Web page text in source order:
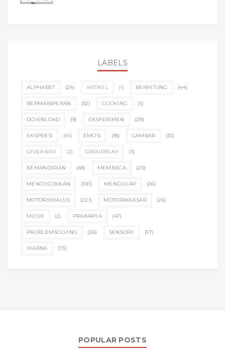
LABELS
ALPHABET (24) ARTIKEL (1) BERHITUNG (44)
BERMAINPERAN (32) COOKING (5)
DOWNLOAD (9) EKSPERIMEN (29)
EKSPRESI (41) EMOSI (18) GAMBAR (33)
GIVEAWAY (2) GROUPPLAY (3)
KEMANDIRIAN (48) MEMBACA (20)
MENCOCOKKAN (100) MENGUCAP (26)
MOTORIKHALUS (221) MOTORIKKASAR (26)
MUSIK (2) PRAKARYA (47)
PROBLEMSOLVING (26) SENSORY (57)
WARNA (73)
POPULAR POSTS